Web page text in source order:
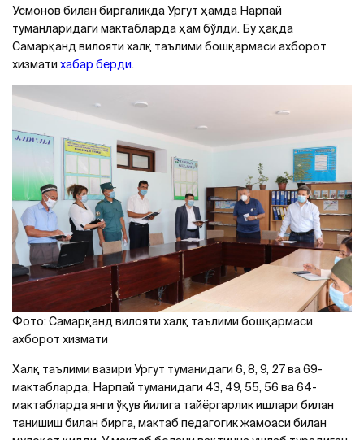
Усмонов билан биргаликда Ургут ҳамда Нарпай
туманларидаги мактабларда ҳам бўлди. Бу ҳақда
Самарқанд вилояти халқ таълими бошқармаси ахборот
хизмати хабар берди.
Фото: Самарқанд вилояти халқ таълими бошқармаси
ахборот хизмати
Халқ таълими вазири Ургут туманидаги 6, 8, 9, 27 ва 69-
мактабларда, Нарпай туманидаги 43, 49, 55, 56 ва 64-
мактабларда янги ўқув йилига тайёргарлик ишлари билан
танишиш билан бирга, мактаб педагогик жамоаси билан